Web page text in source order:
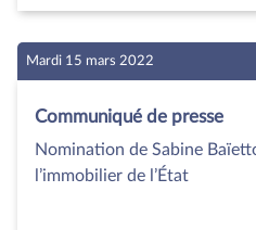
Mardi 15 mars 2022
Communiqué de presse
Nomination de Sabine
l’immobilier de l’État